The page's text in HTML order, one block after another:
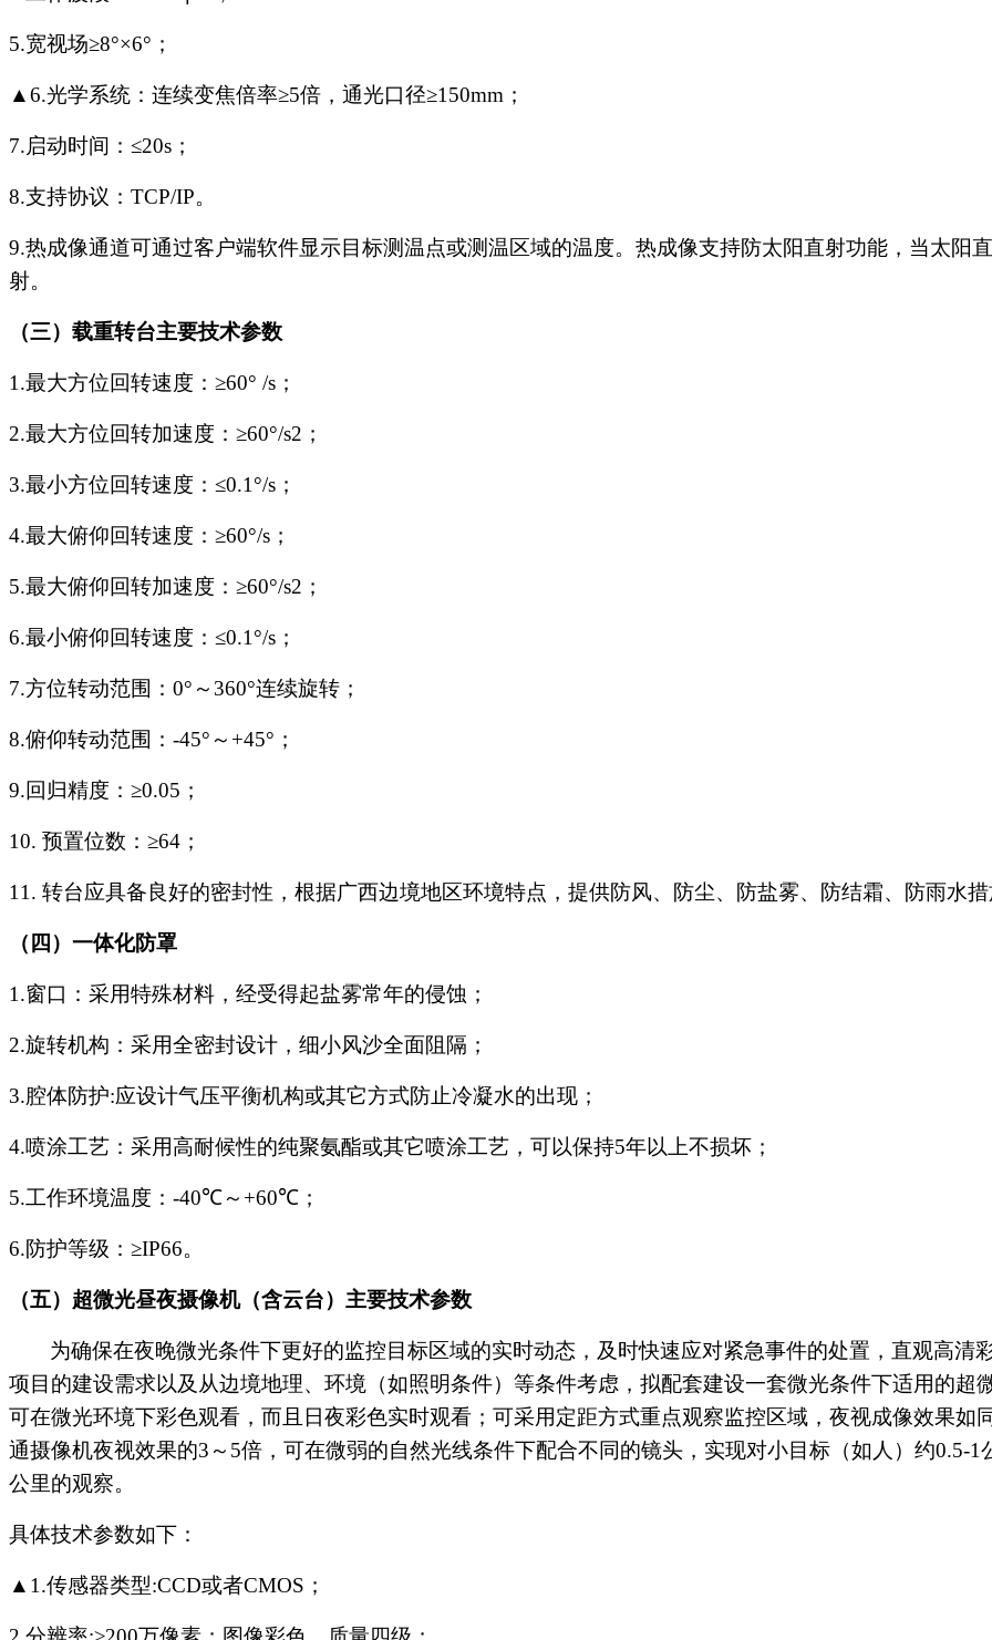
5.宽视场≥8°×6° ；
▲6.光学系统：连续变焦倍率≥5倍，通光口径≥150mm ；
7.启动时间：≤20s ；
8.支持协议： TCP/IP。
9.热成像通道可通过客户端软件显示目标测温点或测温区域的温度。热成像支持防太阳直射功能，当太阳
射。
（三）载重转台主要技术参数
1.最大方位回转速度： ≥60° /s ；
2.最大方位回转加速度： ≥60°/s2 ；
3.最小方位回转速度： ≤0.1°/s ；
4.最大俯仰回转速度： ≥60°/s ；
5.最大俯仰回转加速度： ≥60°/s2 ；
6.最小俯仰回转速度： ≤0.1°/s ；
7.方位转动范围： 0° ～ 360°连续旋转；
8.俯仰转动范围： -45° ～ +45° ；
9.回归精度： ≥0.05 ；
10. 预置位数： ≥64 ；
11. 转台应具备良好的密封性，根据广西边境地区环境特点，提供防风、防尘、防盐雾、防结霜、防雨水
（四）一体化防罩
1.窗口：采用特殊材料，经受得起盐雾常年的侵蚀；
2.旋转机构：采用全密封设计，细小风沙全面阻隔；
3.腔体防护:应设计气压平衡机构或其它方式防止冷凝水的出现；
4.喷涂工艺：采用高耐候性的纯聚氨酯或其它喷涂工艺，可以保持5年以上不损坏；
5.工作环境温度： -40℃～ +60℃ ；
6.防护等级： ≥IP66。
（五）超微光昼夜摄像机（含云台）主要技术参数
为确保在夜晚微光条件下更好的监控目标区域的实时动态，及时快速应对紧急事件的处置，直观高清
项目的建设需求以及从边境地理、环境（如照明条件）等条件考虑，拟配套建设一套微光条件下适用的
可在微光环境下彩色观看，而且日夜彩色实时观看；可采用定距方式重点观察监控区域，夜视成像效果
通摄像机夜视效果的3 ～ 5倍，可在微弱的自然光线条件下配合不同的镜头，实现对小目标（如人）约0.5-1
公里的观察。
具体技术参数如下：
▲ 1.传感器类型:CCD或者CMOS ；